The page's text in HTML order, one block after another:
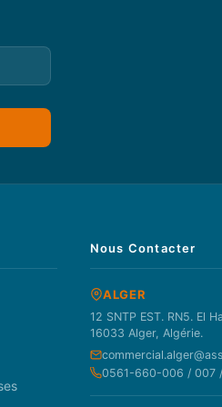
Nous Contacter
ALGER
12 SNTP EST. RN5. El
16033 Alger, Algérie.
0561-660-006 / 007